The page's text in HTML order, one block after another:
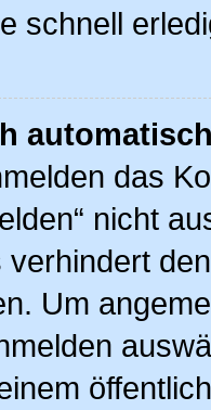
schnell
das
nicht
verhindert
Um